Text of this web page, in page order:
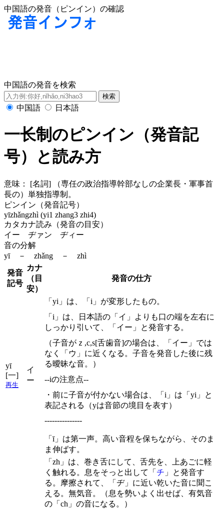
中国語の発音（ピンイン）の確認
中国語の発音を検索
中国語 日本語
一长制のピンイン（発音記
号）と読み方
意味：
[名詞] （専任の政治指導幹部なしの企業長・軍事首
長の）単独指導制。
ピンイン（発音記号）
yīzhǎngzhì (yi1 zhang3 zhi4)
カタカナ読み（発音の目安）
イー ヂァン ヂィー
音の分解
yī － zhǎng － zhì
発音
記号
カナ
（目
安）
発音の仕方
yī
[一]
再生
イ
ー
「yi」は、「i」が変形したもの。
「i」は、日本語の「イ」よりも口の端を左右に
しっかり引いて、「イー」と発音する。
（子音がｚ,c,s[舌歯音]の場合は、「イー」では
なく「ウ」に近くなる。子音を発音した後に残
る曖昧な音。）
--iの注意点--
・前に子音が付かない場合は、「i」は「yi」と
表記される（yは音節の境目を表す）
---------------
「ī」は第一声。高い音程を保ちながら、そのま
ま伸ばす。
「zh」は、巻き舌にして、舌先を、上あごに軽
く触れる。息をそっと出して「 チ 」と発音す
る。摩擦されて、「ヂ」に近い乾いた音に聞こ
える。無気音。（息を勢いよく出せば、有気音
の「ch」の音になる。）